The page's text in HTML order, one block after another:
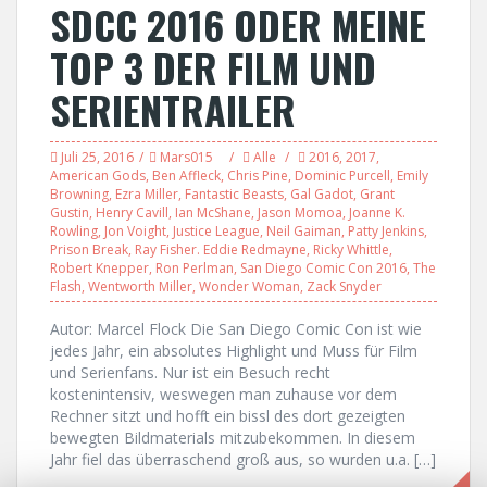
SDCC 2016 ODER MEINE
TOP 3 DER FILM UND
SERIENTRAILER
Juli 25, 2016 Mars015 Alle 2016, 2017,
American Gods, Ben Affleck, Chris Pine, Dominic Purcell, Emily
Browning, Ezra Miller, Fantastic Beasts, Gal Gadot, Grant
Gustin, Henry Cavill, Ian McShane, Jason Momoa, Joanne K.
Rowling, Jon Voight, Justice League, Neil Gaiman, Patty Jenkins,
Prison Break, Ray Fisher. Eddie Redmayne, Ricky Whittle,
Robert Knepper, Ron Perlman, San Diego Comic Con 2016, The
Flash, Wentworth Miller, Wonder Woman, Zack Snyder
Autor: Marcel Flock Die San Diego Comic Con ist wie
jedes Jahr, ein absolutes Highlight und Muss für Film
und Serienfans. Nur ist ein Besuch recht
kostenintensiv, weswegen man zuhause vor dem
Rechner sitzt und hofft ein bissl des dort gezeigten
bewegten Bildmaterials mitzubekommen. In diesem
Jahr fiel das überraschend groß aus, so wurden u.a. […]